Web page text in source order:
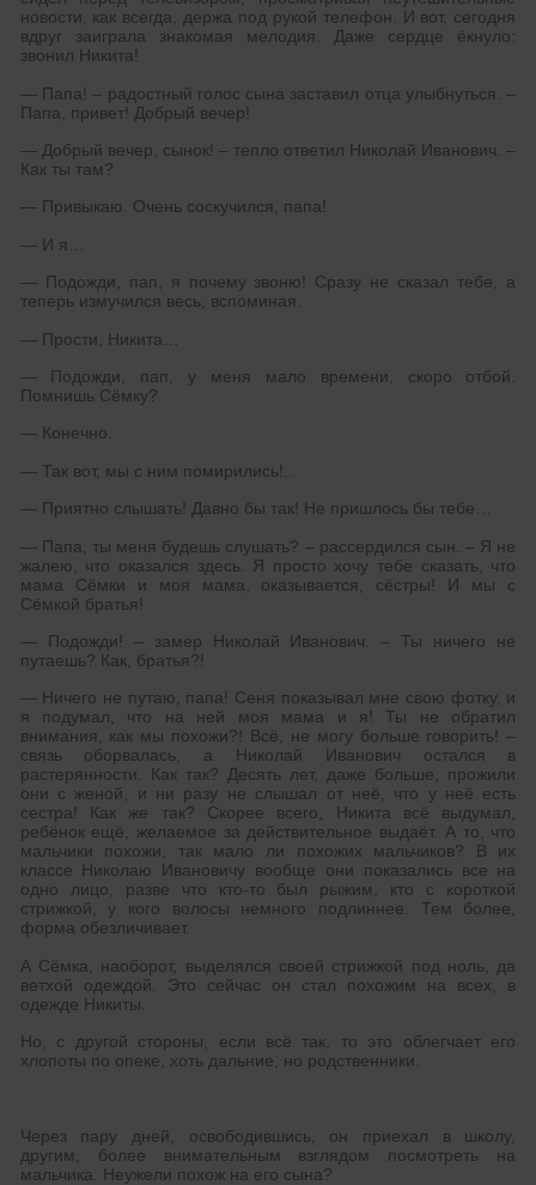
новости, как всегда, держа под рукой телефон. И вот, сегодня
вдруг заиграла знакомая мелодия. Даже сердце ёкнуло:
звонил Никита!
— Папа! – радостный голос сына заставил отца улыбнуться. –
Папа, привет! Добрый вечер!
— Добрый вечер, сынок! – тепло ответил Николай Иванович. –
Как ты там?
— Привыкаю. Очень соскучился, папа!
— И я…
— Подожди, пап, я почему звоню! Сразу не сказал тебе, а
теперь измучился весь, вспоминая.
— Прости, Никита…
— Подожди, пап, у меня мало времени, скоро отбой.
Помнишь Сёмку?
— Конечно.
— Так вот, мы с ним помирились!..
— Приятно слышать! Давно бы так! Не пришлось бы тебе…
— Папа, ты меня будешь слушать? – рассердился сын. – Я не
жалею, что оказался здесь. Я просто хочу тебе сказать, что
мама Сёмки и моя мама, оказывается, сёстры! И мы с
Сёмкой братья!
— Подожди! – замер Николай Иванович. – Ты ничего не
путаешь? Как, братья?!
— Ничего не путаю, папа! Сеня показывал мне свою фотку, и
я подумал, что на ней моя мама и я! Ты не обратил
внимания, как мы похожи?! Всё, не могу больше говорить! –
связь оборвалась, а Николай Иванович остался в
растерянности. Как так? Десять лет, даже больше, прожили
они с женой, и ни разу не слышал от неё, что у неё есть
сестра! Как же так? Скорее всего, Никита всё выдумал,
ребёнок ещё, желаемое за действительное выдаёт. А то, что
мальчики похожи, так мало ли похожих мальчиков? В их
классе Николаю Ивановичу вообще они показались все на
одно лицо, разве что кто-то был рыжим, кто с короткой
стрижкой, у кого волосы немного подлиннее. Тем более,
форма обезличивает.
А Сёмка, наоборот, выделялся своей стрижкой под ноль, да
ветхой одеждой. Это сейчас он стал похожим на всех, в
одежде Никиты.
Но, с другой стороны, если всё так, то это облегчает его
хлопоты по опеке, хоть дальние, но родственники.
Через пару дней, освободившись, он приехал в школу,
другим, более внимательным взглядом посмотреть на
мальчика. Неужели похож на его сына?